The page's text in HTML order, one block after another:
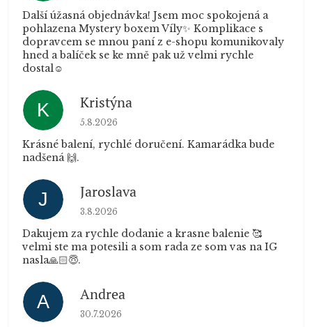
Další úžasná objednávka! Jsem moc spokojená a
pohlazena Mystery boxem Víly✨ Komplikace s
dopravcem se mnou paní z e-shopu komunikovaly
hned a balíček se ke mně pak už velmi rychle
dostal☺️
K Kristýna
Hodnocení obchodu je 5 z 5 hvězdiček.
5.8.2026
Krásné balení, rychlé doručení. Kamarádka bude
nadšená 🙌.
J Jaroslava
Hodnocení obchodu je 5 z 5 hvězdiček.
3.8.2026
Dakujem za rychle dodanie a krasne balenie 🥰
velmi ste ma potesili a som rada ze som vas na IG
nasla🙏🏻😇.
A Andrea
Hodnocení obchodu je 5 z 5 hvězdiček.
30.7.2026